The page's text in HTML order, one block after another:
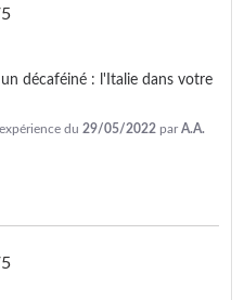
5
décaféiné : l'Italie dans votre
du 29/05/2022 parA.A.
5